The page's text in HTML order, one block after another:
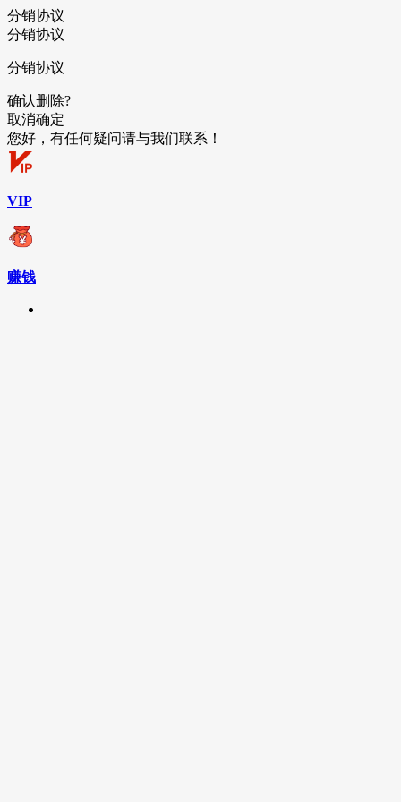
分销协议
分销协议
分销协议
确认删除?
取消确定
您好，有任何疑问请与我们联系！
VIP
赚钱